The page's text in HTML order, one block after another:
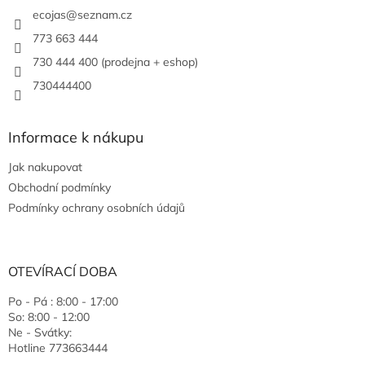
ecojas@seznam.cz
773 663 444
730 444 400 (prodejna + eshop)
730444400
Informace k nákupu
Jak nakupovat
Obchodní podmínky
Podmínky ochrany osobních údajů
OTEVÍRACÍ DOBA
Po - Pá : 8:00 - 17:00
So: 8:00 - 12:00
Ne - Svátky:
Hotline 773663444